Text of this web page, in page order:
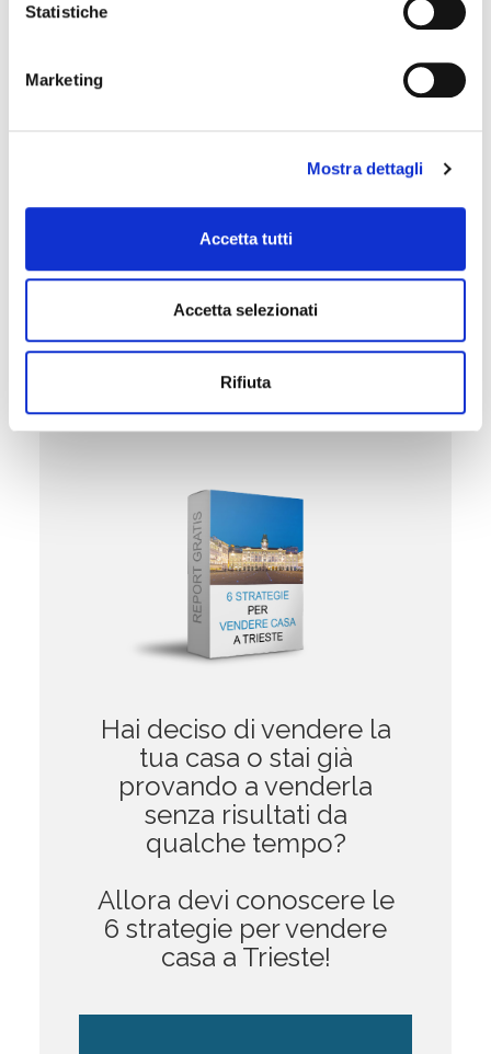
Statistiche
Marketing
Mostra dettagli
Accetta tutti
Accetta selezionati
Rifiuta
visita il
e compila il form, verrai
Hai deciso di vendere la
tua casa o stai già
provando a venderla
senza risultati da
qualche tempo?
Allora devi conoscere le
6 strategie per vendere
casa a Trieste!